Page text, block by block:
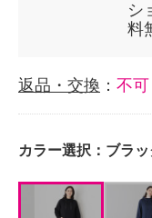
シ
料
返品・交換 ： 不可
カラー選択： ブラッ